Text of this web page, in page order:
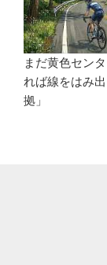
まだ黄色セン
れば線をはみ
拠」